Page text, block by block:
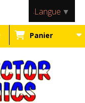
Panier
Langue ▼